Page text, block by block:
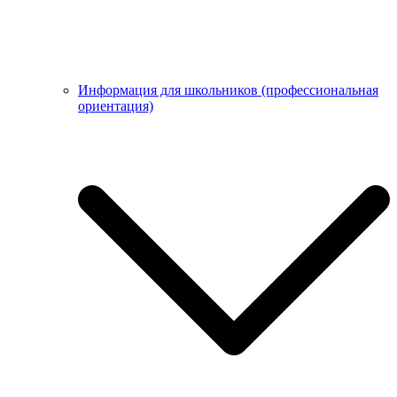
Информация для школьников (профессиональная
ориентация)